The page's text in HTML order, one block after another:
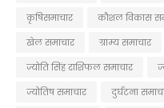
कृषिसमाचार
कौशल विकास
खेल समाचार
ग्राम्य समाचार
ज्योति सिंह राशिफल समाचार
ज्योतिष समाचार
दुर्घटना